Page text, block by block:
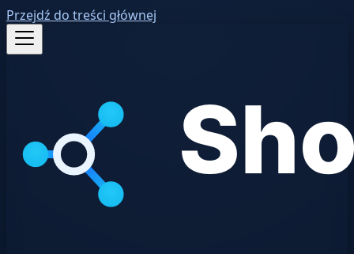
Przejdź do treści głównej